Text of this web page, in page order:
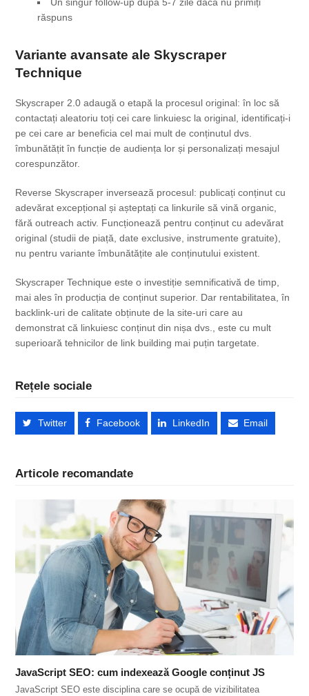
răspuns
Variante avansate ale Skyscraper
Technique
Skyscraper 2.0 adaugă o etapă la procesul original: în loc să
contactați aleatoriu toți cei care linkuiesc la original, identificați-i
pe cei care ar beneficia cel mai mult de conținutul dvs.
îmbunătățit în funcție de audiența lor și personalizați mesajul
corespunzător.
Reverse Skyscraper inversează procesul: publicați conținut cu
adevărat excepțional și așteptați ca linkurile să vină organic,
fără outreach activ. Funcționează pentru conținut cu adevărat
original (studii de piață, date exclusive, instrumente gratuite),
nu pentru variante îmbunătățite ale conținutului existent.
Skyscraper Technique este o investiție semnificativă de timp,
mai ales în producția de conținut superior. Dar rentabilitatea, în
backlink-uri de calitate obținute de la site-uri care au
demonstrat că linkuiesc conținut din nișa dvs., este cu mult
superioară tehnicilor de link building mai puțin targetate.
Rețele sociale
Twitter Facebook LinkedIn Email
Articole recomandate
JavaScript SEO: cum indexează Google conținut JS
JavaScript SEO este disciplina care se ocupă de vizibilitatea